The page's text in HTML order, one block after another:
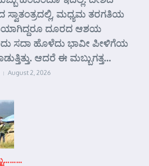
ಸ್ವಾತಂತ್ರದಲ್ಲಿ, ಮಧ್ಯಮ ತರಗತಿಯ
ದೂರದ ಆಶಯ
ಸದಾ ಹೊಳೆದು ಭಾವೀ ಪೀಳಿಗೆಯ
ಆದರೆ ಈ ಮಬ್ಬುಗತ್ತ...
August 2, 2026